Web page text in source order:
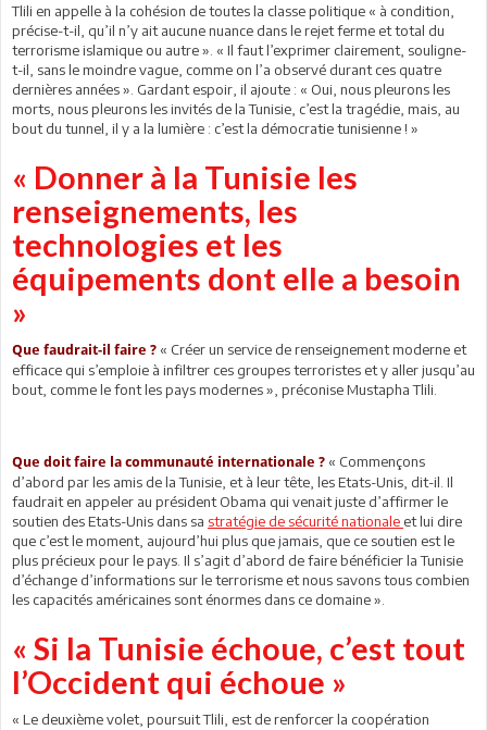
Tlili en appelle à la cohésion de toutes la classe politique « à condition,
précise-t-il, qu’il n’y ait aucune nuance dans le rejet ferme et total du
terrorisme islamique ou autre ». « Il faut l’exprimer clairement, souligne-
t-il, sans le moindre vague, comme on l’a observé durant ces quatre
dernières années ». Gardant espoir, il ajoute : « Oui, nous pleurons les
morts, nous pleurons les invités de la Tunisie, c’est la tragédie, mais, au
bout du tunnel, il y a la lumière : c’est la démocratie tunisienne ! »
« Donner à la Tunisie les
renseignements, les
technologies et les
équipements dont elle a besoin
»
Que faudrait-il faire ? « Créer un service de renseignement moderne et
efficace qui s’emploie à infiltrer ces groupes terroristes et y aller jusqu’au
bout, comme le font les pays modernes », préconise Mustapha Tlili.
Que doit faire la communauté internationale ? « Commençons
d’abord par les amis de la Tunisie, et à leur tête, les Etats-Unis, dit-il. Il
faudrait en appeler au président Obama qui venait juste d’affirmer le
soutien des Etats-Unis dans sa stratégie de sécurité nationale et lui dire
que c’est le moment, aujourd’hui plus que jamais, que ce soutien est le
plus précieux pour le pays. Il s’agit d’abord de faire bénéficier la Tunisie
d’échange d’informations sur le terrorisme et nous savons tous combien
les capacités américaines sont énormes dans ce domaine ».
« Si la Tunisie échoue, c’est tout
l’Occident qui échoue »
« Le deuxième volet, poursuit Tlili, est de renforcer la coopération